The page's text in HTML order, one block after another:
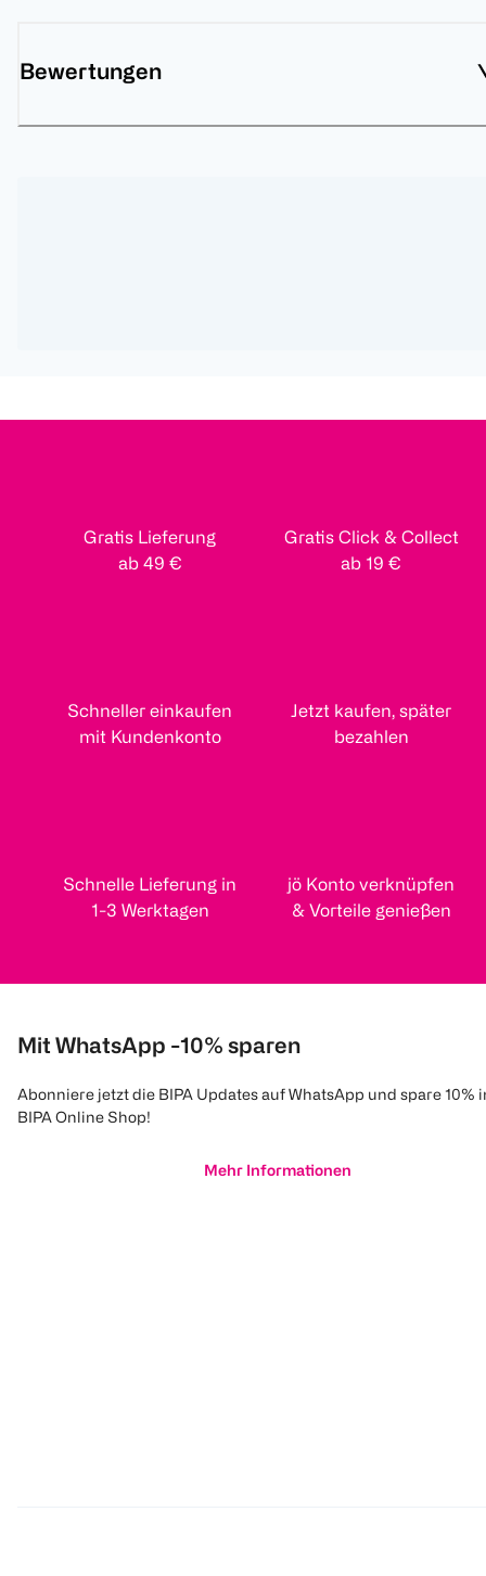
Bewertungen
Gratis Lieferung
ab 49 €
Gratis Click & Collect
ab 19 €
Schneller einkaufen
mit Kundenkonto
Jetzt kaufen, später
bezahlen
Schnelle Lieferung in
1-3 Werktagen
jö Konto verknüpfen
& Vorteile genießen
Mit WhatsApp -10% sparen
Abonniere jetzt die BIPA Updates auf WhatsApp und spare 10%
BIPA Online Shop!
Mehr Informationen